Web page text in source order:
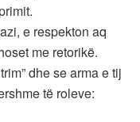
e respekton aq
me retorikë.
dhe se arma e tij
të roleve: